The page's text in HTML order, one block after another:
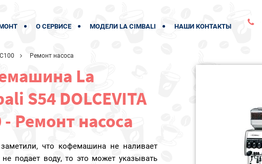
О СЕРВИСЕ МОДЕЛИ LA CIMBALI НАШИ КОНТАКТЫ
Ремонт насоса
La
S54 DOLCEVITA
- Ремонт насоса
что кофемашина не наливает
подает воду, то это может указывать